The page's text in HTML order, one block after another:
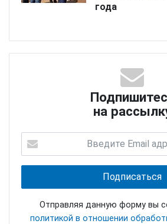
года
на
Отправляя данную форму вы
политикой в отношении